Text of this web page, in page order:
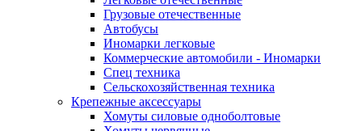
Грузовые отечественные
Автобусы
Иномарки легковые
Коммерческие автомобили - Иномарки
Спец техника
Сельскохозяйственная техника
Крепежные аксессуары
Хомуты силовые одноболтовые